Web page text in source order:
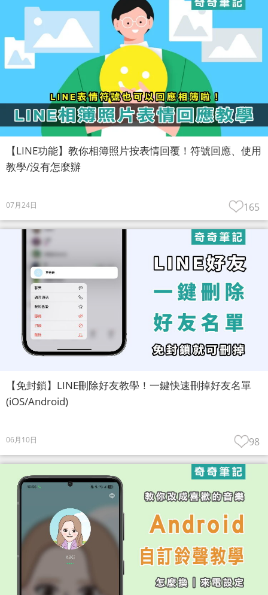
【LINE功能】教你相簿照片按表情回覆！符號回應、使用
教學/沒有怎麼辦
07月24日 165
【免封鎖】LINE刪除好友教學！一鍵快速刪掉好友名單
(iOS/Android)
06月10日 98